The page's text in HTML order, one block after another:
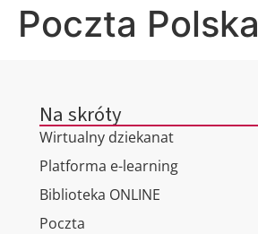
Poczta Polska
Na skróty
Wirtualny dziekanat
Platforma e-learning
Biblioteka ONLINE
Poczta